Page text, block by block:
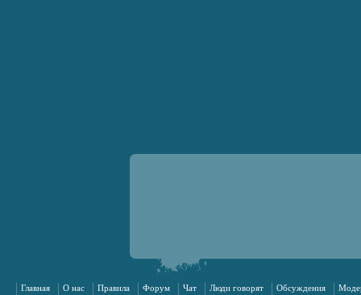
Главная О нас Правила Форум Чат Люди говорят Обсуждения